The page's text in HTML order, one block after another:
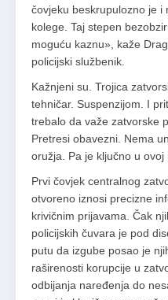
čovjeku beskrupulozno je i
kolege. Taj stepen
moguću kaznu», kaže
policijski službenik.
Kažnjeni su. Trojica
tehničar. Suspenzijom. I
trebalo da važe zatvorske
Pretresi obavezni. Nema
oružja. Pa je ključno u
Prvi čovjek centralnog
otvoreno iznosi precizne
krivičnim prijavama. Čak
policijskih čuvara je pod
putu da izgube posao je
raširenosti korupcije u
odbijanja naređenja do